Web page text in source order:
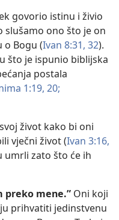
govorio istinu i živio
slušamo ono što je on
o Bogu (Ivan 8:31, 32).
što je ispunio biblijska
postala
1:19, 20;
život kako bi oni
vječni život (Ivan 3:16,
umrli zato što će ih
preko mene.” Oni koji
prihvatiti jedinstvenu